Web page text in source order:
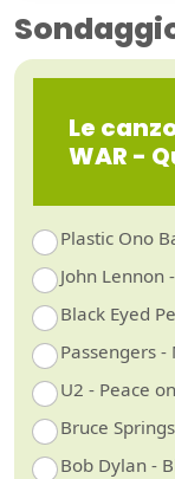
Le
WAR -
Plastic Ono
John Lennon
Black Eyed
Passengers -
U2 - Peace
Bruce
Bob Dylan -